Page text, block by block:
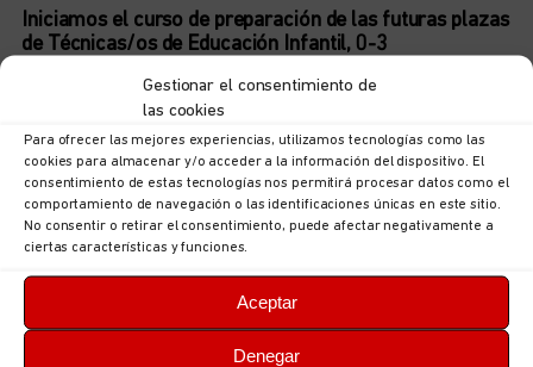
Gestionar el consentimiento de
las cookies
Para ofrecer las mejores experiencias, utilizamos tecnologías como las
cookies para almacenar y/o acceder a la información del dispositivo. El
consentimiento de estas tecnologías nos permitirá procesar datos como el
comportamiento de navegación o las identificaciones únicas en este sitio.
No consentir o retirar el consentimiento, puede afectar negativamente a
ciertas características y funciones.
Aceptar
Denegar
Iniciamos el curso de preparación de las futuras plazas
de Técnicas/os de Educación Infantil, 0-3